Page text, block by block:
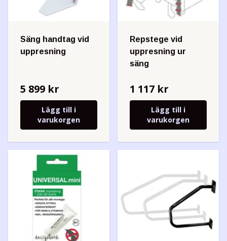
Säng handtag vid
uppresning
5 899 kr
Lägg till i
varukorgen
Repstege vid
uppresning ur
säng
1 117 kr
Lägg till i
varukorgen